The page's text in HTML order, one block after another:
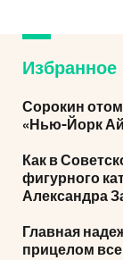
Избранное
Сорокин
«Нью-Йорк
Как в
фигурного
Александра
Главная
прицелом